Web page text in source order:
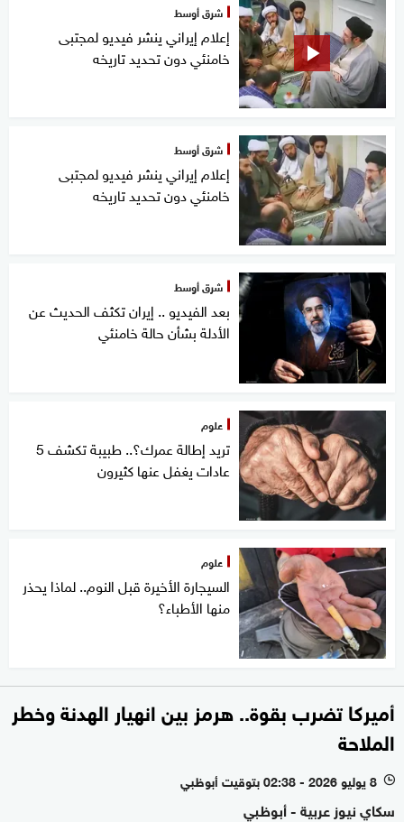
شرق أوسط
إعلام إيراني ينشر فيديو لمجتبى
خامنئي دون تحديد تاريخه
شرق أوسط
إعلام إيراني ينشر فيديو لمجتبى
خامنئي دون تحديد تاريخه
شرق أوسط
بعد الفيديو .. إيران تكثف الحديث عن
الأدلة بشأن حالة خامنئي
علوم
تريد إطالة عمرك؟.. طبيبة تكشف 5
عادات يغفل عنها كثيرون
علوم
السيجارة الأخيرة قبل النوم.. لماذا يحذر
منها الأطباء؟
أميركا تضرب بقوة.. هرمز بين انهيار الهدنة وخطر
الملاحة
l 8 يوليو 2026 - 02:38 بتوقيت أبوظبي
سكاي نيوز عربية - أبوظبي